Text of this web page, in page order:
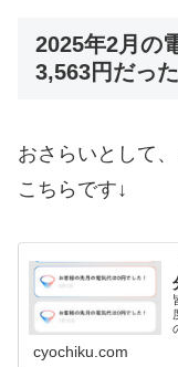
2025年2月の
3,563円だった
おさらいとして
こちらです↓
cyochiku.com